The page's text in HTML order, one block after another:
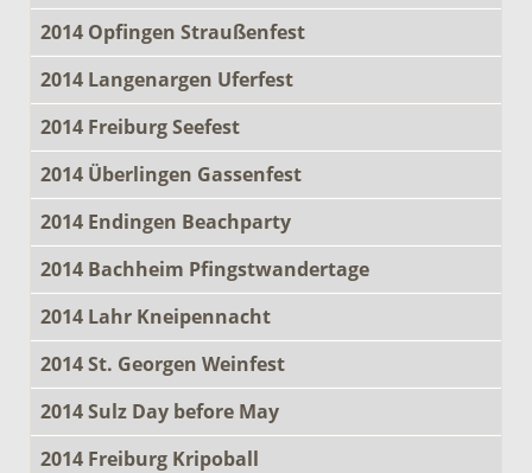
2014 Opfingen Straußenfest
2014 Langenargen Uferfest
2014 Freiburg Seefest
2014 Überlingen Gassenfest
2014 Endingen Beachparty
2014 Bachheim Pfingstwandertage
2014 Lahr Kneipennacht
2014 St. Georgen Weinfest
2014 Sulz Day before May
2014 Freiburg Kripoball